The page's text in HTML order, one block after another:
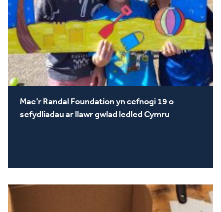
Mae’r Randal Foundation yn cefnogi 19 o
sefydliadau ar llawr gwlad ledled Cymru